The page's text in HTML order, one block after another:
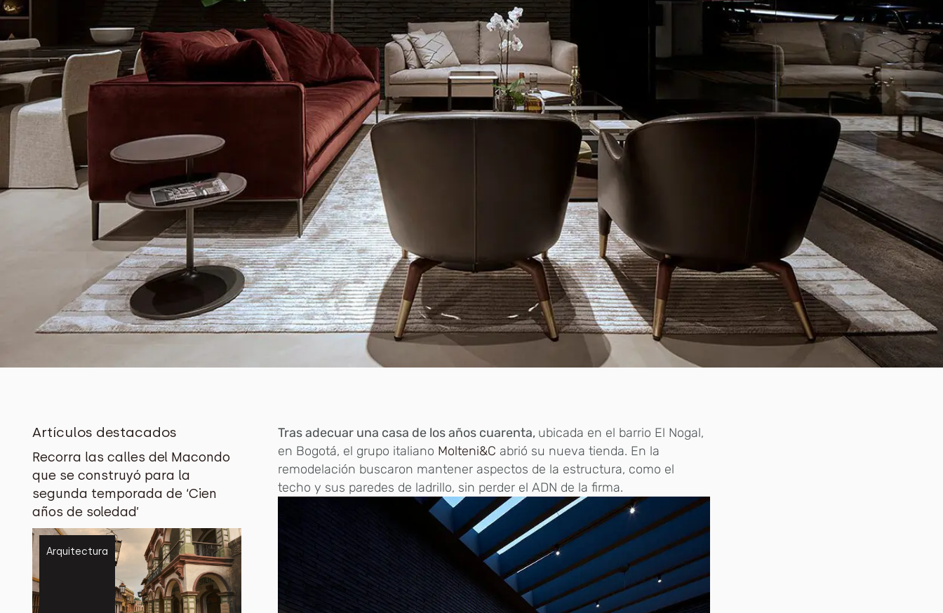
Artículos destacados
Recorra las calles del Macondo
que se construyó para la
segunda temporada de ‘Cien
años de soledad’
Arquitectura
Tras adecuar una casa de los años cuarenta, ubicada en el barrio El Nogal,
en Bogotá, el grupo italiano Molteni&C abrió su nueva tienda. En la
remodelación buscaron mantener aspectos de la estructura, como el
techo y sus paredes de ladrillo, sin perder el ADN de la firma.